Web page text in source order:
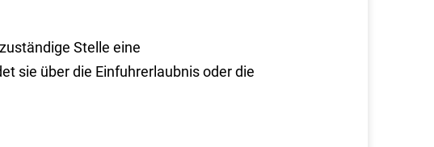
Stelle eine
sie über die Einfuhrerlaubnis oder die